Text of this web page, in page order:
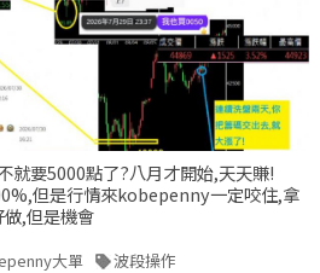
要5000點了?八月才開始,天天賺!
但是行情來kobepenny一定咬住,拿
,但是機會
大單 波段操作